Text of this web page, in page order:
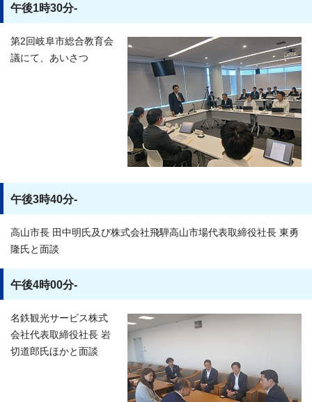
午後1時30分-
第2回岐阜市総合教育会
議にて、あいさつ
午後3時40分-
高山市長 田中明氏及び株式会社飛騨高山市場代表取締役社長 東勇
隆氏と面談
午後4時00分-
名鉄観光サービス株式
会社代表取締役社長 岩
切道郎氏ほかと面談